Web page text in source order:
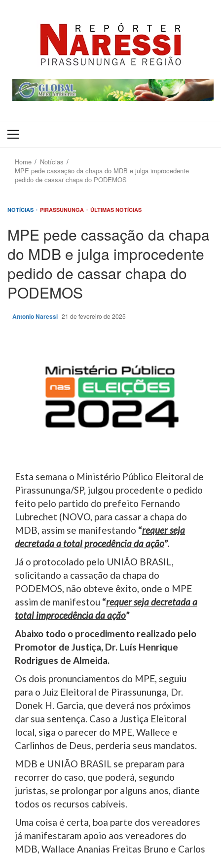
Primary
Home
Notícias
MPE pede cassação da chapa do MDB e julga improcedente
pedido de cassar chapa do PODEMOS
NOTÍCIAS PIRASSUNUNGA ÚLTIMAS NOTÍCIAS
MPE pede cassação da chapa
do MDB e julga improcedente
pedido de cassar chapa do
PODEMOS
Antonio Naressi 21 de fevereiro de 2025
Esta semana o Ministério Público Eleitoral de
Pirassununga/SP, julgou procedente o pedido
feito pelo partido do prefeito Fernando
Lubrechet (NOVO, para cassar a chapa do
MDB, assim se manifestando “requer seja
decretada a total procedência da ação”.
Já o protocolado pelo UNIÃO BRASIL,
solicitando a cassação da chapa do
PODEMOS, não obteve êxito, onde o MPE
assim de manifestou “requer seja decretada a
total improcedência da ação”
Abaixo todo o procedimento realizado pelo
Promotor de Justiça, Dr. Luís Henrique
Rodrigues de Almeida.
Os dois pronunciamentos do MPE, seguiu
para o Juiz Eleitoral de Pirassununga, Dr.
Donek H. Garcia, que deverá nos próximos
dar sua sentença. Caso a Justiça Eleitoral
local, siga o parecer do MPE, Wallece e
Carlinhos de Deus, perderia seus mandatos.
MDB e UNIÃO BRASIL se preparam para
recorrer do caso, que poderá, segundo
juristas, se prolongar por alguns anos, diante
todos os recursos cabíveis.
Uma coisa é certa, boa parte dos vereadores
já manifestaram apoio aos vereadores do
MDB, Wallace Ananias Freitas Bruno e Carlos